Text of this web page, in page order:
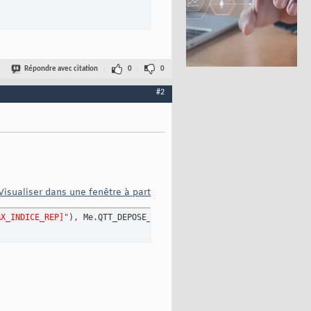
, dbOpenDynaset
Répondre avec citation 0 0
#2
dans une fenêtre à part
) , Me.QTT_DEPOSE_TRANS +